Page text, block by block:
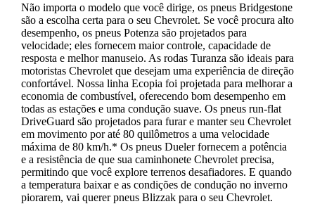
Não importa o modelo que você dirige, os pneus Bridgestone
são a escolha certa para o seu Chevrolet. Se você procura alto
desempenho, os pneus Potenza são projetados para
velocidade; eles fornecem maior controle, capacidade de
resposta e melhor manuseio. As rodas Turanza são ideais para
motoristas Chevrolet que desejam uma experiência de direção
confortável. Nossa linha Ecopia foi projetada para melhorar a
economia de combustível, oferecendo bom desempenho em
todas as estações e uma condução suave. Os pneus run-flat
DriveGuard são projetados para furar e manter seu Chevrolet
em movimento por até 80 quilômetros a uma velocidade
máxima de 80 km/h.* Os pneus Dueler fornecem a potência
e a resistência de que sua caminhonete Chevrolet precisa,
permitindo que você explore terrenos desafiadores. E quando
a temperatura baixar e as condições de condução no inverno
piorarem, vai querer pneus Blizzak para o seu Chevrolet.